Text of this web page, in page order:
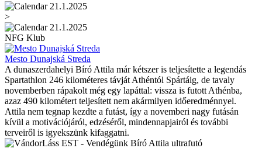
21.1.2025
>
21.1.2025
NFG Klub
Mesto Dunajská Streda
A dunaszerdahelyi Bíró Attila már kétszer is teljesítette a legendás
Spartathlon 246 kilométeres távját Athéntól Spártáig, de tavaly
novemberben rápakolt még egy lapáttal: vissza is futott Athénba,
azaz 490 kilométert teljesített nem akármilyen időeredménnyel.
Attila nem tegnap kezdte a futást, így a novemberi nagy futásán
kívül a motivációjáról, edzéséről, mindennapjairól és további
terveiről is igyekszünk kifaggatni.